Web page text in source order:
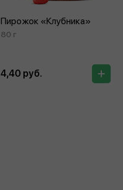
Пирожок «Клубника»
80 г
4,40 руб.